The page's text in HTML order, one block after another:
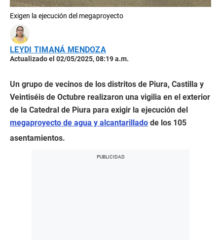
Exigen la ejecución del megaproyecto
LEYDI TIMANÁ MENDOZA
Actualizado el 02/05/2025, 08:19 a.m.
Un grupo de vecinos de los distritos de Piura, Castilla y
Veintiséis de Octubre realizaron una vigilia en el exterior
de la Catedral de Piura para exigir la ejecución del
megaproyecto de agua y alcantarillado de los 105
asentamientos.